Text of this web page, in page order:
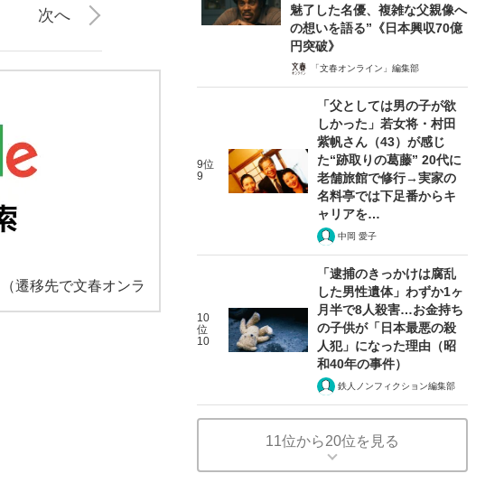
次へ
（遷移先で文春オンラ
魅了した名優、複雑な父親像へ
の想いを語る”《日本興収70億
円突破》
「文春オンライン」編集部
9位
9
「父としては男の子が欲
しかった」若女将・村田
紫帆さん（43）が感じ
た“跡取りの葛藤” 20代に
老舗旅館で修行→実家の
名料亭では下足番からキ
ャリアを…
中岡 愛子
10
位
10
「逮捕のきっかけは腐乱
した男性遺体」わずか1ヶ
月半で8人殺害…お金持ち
の子供が「日本最悪の殺
人犯」になった理由（昭
和40年の事件）
鉄人ノンフィクション編集部
11位から20位を見る